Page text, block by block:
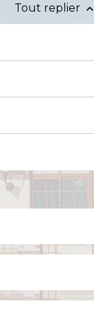
Tout replier keyboard_arrow_up